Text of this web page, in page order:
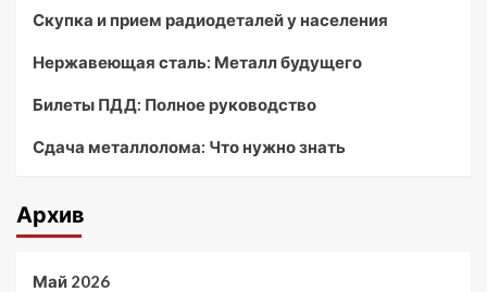
Скупка и прием радиодеталей у населения
Нержавеющая сталь: Металл будущего
Билеты ПДД: Полное руководство
Сдача металлолома: Что нужно знать
Архив
Май 2026